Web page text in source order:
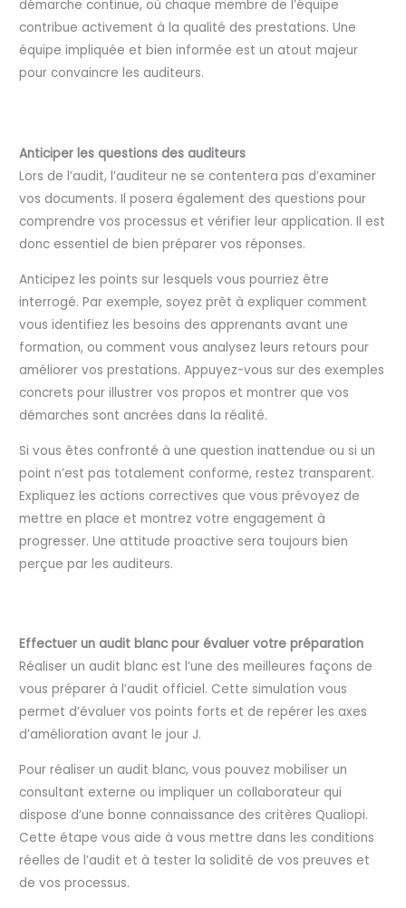
démarche continue, où chaque membre de l’équipe
contribue activement à la qualité des prestations. Une
équipe impliquée et bien informée est un atout majeur
pour convaincre les auditeurs.
Anticiper les questions des auditeurs
Lors de l’audit, l’auditeur ne se contentera pas d’examiner
vos documents. Il posera également des questions pour
comprendre vos processus et vérifier leur application. Il est
donc essentiel de bien préparer vos réponses.
Anticipez les points sur lesquels vous pourriez être
interrogé. Par exemple, soyez prêt à expliquer comment
vous identifiez les besoins des apprenants avant une
formation, ou comment vous analysez leurs retours pour
améliorer vos prestations. Appuyez-vous sur des exemples
concrets pour illustrer vos propos et montrer que vos
démarches sont ancrées dans la réalité.
Si vous êtes confronté à une question inattendue ou si un
point n’est pas totalement conforme, restez transparent.
Expliquez les actions correctives que vous prévoyez de
mettre en place et montrez votre engagement à
progresser. Une attitude proactive sera toujours bien
perçue par les auditeurs.
Effectuer un audit blanc pour évaluer votre préparation
Réaliser un audit blanc est l’une des meilleures façons de
vous préparer à l’audit officiel. Cette simulation vous
permet d’évaluer vos points forts et de repérer les axes
d’amélioration avant le jour J.
Pour réaliser un audit blanc, vous pouvez mobiliser un
consultant externe ou impliquer un collaborateur qui
dispose d’une bonne connaissance des critères Qualiopi.
Cette étape vous aide à vous mettre dans les conditions
réelles de l’audit et à tester la solidité de vos preuves et
de vos processus.